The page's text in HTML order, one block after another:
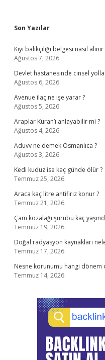
Sidebar
Son Yazılar
Kıyı balıkçılığı belgesi nasıl alınır
Ağustos 7, 2026
Devlet hastanesinde cinsel yolla
Ağustos 6, 2026
Avenue ilaç ne işe yarar ?
Ağustos 5, 2026
Araplar Kuran’ı anlayabilir mi ?
Ağustos 4, 2026
Aduvv ne demek Osmanlıca ?
Ağustos 3, 2026
Kedi kuduz ise kaç günde ölür ?
Temmuz 25, 2026
Araca kaç litre antifiriz konur ?
Temmuz 21, 2026
Çam kozalağı şurubu kaç
Temmuz 19, 2026
Doğal radyasyon kaynakları
Temmuz 17, 2026
Nesne korunumu hangi dönem
Temmuz 14, 2026